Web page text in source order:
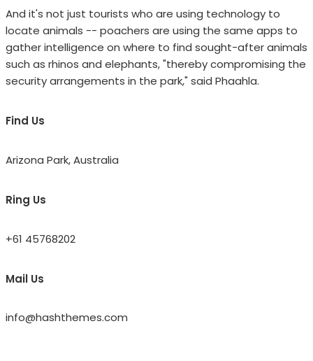
And it's not just tourists who are using technology to
locate animals -- poachers are using the same apps to
gather intelligence on where to find sought-after animals
such as rhinos and elephants, "thereby compromising the
security arrangements in the park," said Phaahla.
Find Us
Arizona Park, Australia
Ring Us
+61 45768202
Mail Us
info@hashthemes.com